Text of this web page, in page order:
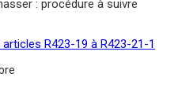
: procédure à suivre
R423-19 à R423-21-1